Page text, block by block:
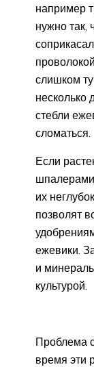
например
нужно так,
слишком
несколько
стебли
сломаться.
Если
шпалерами
их
позволят
ежевики.
и
культурой.
Проблема
время эти